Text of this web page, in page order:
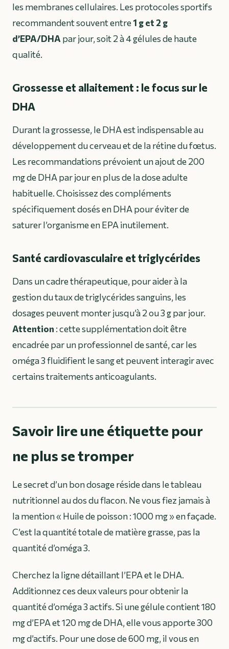
les membranes cellulaires. Les protocoles sportifs
recommandent souvent entre1 g et 2 g
d’EPA/DHA par jour, soit 2 à 4 gélules de haute
qualité.
Grossesse et allaitement : le focus sur le
DHA
Durant la grossesse, le DHA est indispensable au
développement du cerveau et de la rétine du fœtus.
Les recommandations prévoient un ajout de 200
mg de DHA par jour en plus de la dose adulte
habituelle. Choisissez des compléments
spécifiquement dosés en DHA pour éviter de
saturer l’organisme en EPA inutilement.
Santé cardiovasculaire et triglycérides
Dans un cadre thérapeutique, pour aider à la
gestion du taux de triglycérides sanguins, les
dosages peuvent monter jusqu’à 2 ou 3 g par jour.
Attention : cette supplémentation doit être
encadrée par un professionnel de santé, car les
oméga 3 fluidifient le sang et peuvent interagir avec
certains traitements anticoagulants.
Savoir lire une étiquette pour
ne plus se tromper
Le secret d’un bon dosage réside dans le tableau
nutritionnel au dos du flacon. Ne vous fiez jamais à
la mention « Huile de poisson : 1000 mg » en façade.
C’est la quantité totale de matière grasse, pas la
quantité d’oméga 3.
Cherchez la ligne détaillant l’EPA et le DHA.
Additionnez ces deux valeurs pour obtenir la
quantité d’oméga 3 actifs. Si une gélule contient 180
mg d’EPA et 120 mg de DHA, elle vous apporte 300
mg d’actifs. Pour une dose de 600 mg, il vous en